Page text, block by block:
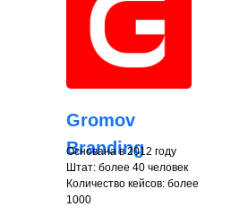
Gromov
Branding
Основана в 2012 году
Штат: более 40 человек
Количество кейсов: более
1000